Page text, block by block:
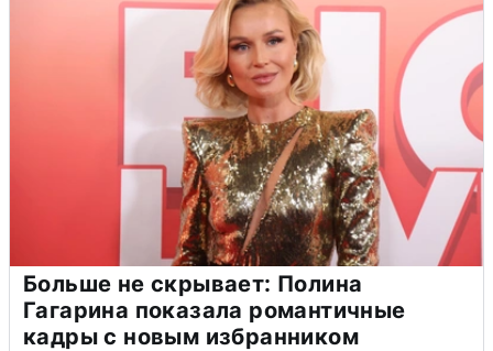
Больше не скрывает: Полина
Гагарина показала романтичные
кадры с новым избранником